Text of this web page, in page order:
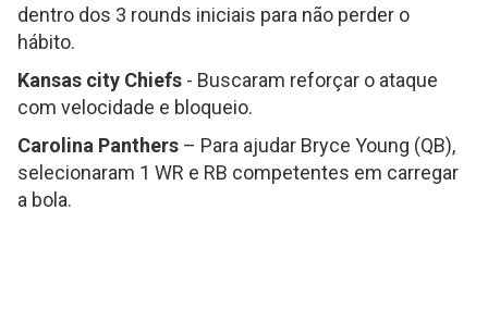
dentro dos 3 rounds iniciais para não perder o
hábito.
Kansas city Chiefs - Buscaram reforçar o ataque
com velocidade e bloqueio.
Carolina Panthers – Para ajudar Bryce Young (QB),
selecionaram 1 WR e RB competentes em carregar
a bola.